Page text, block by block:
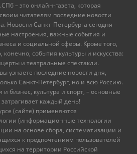
– это онлайн-газета, которая
читателям последние новости
Новости Санкт-Петербурга сегодня –
настроения, важные события и
и социальной сферы. Кроме того,
конечно, события культуры и искусства:
и театральные спектакли.
узнаете последние новости дня,
Санкт-Петербург, но и всю Россию.
и бизнес, культура и спорт, – основные
каждый день!
(сайте) применяются
(информационные технологии
на основе сбора, систематизации и
к предпочтениям пользователей
на территории Российской